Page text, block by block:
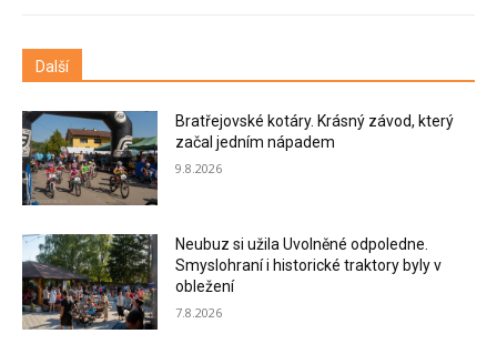
Další
Bratřejovské kotáry. Krásný závod, který
začal jedním nápadem
9.8.2026
Neubuz si užila Uvolněné odpoledne.
Smyslohraní i historické traktory byly v
obležení
7.8.2026